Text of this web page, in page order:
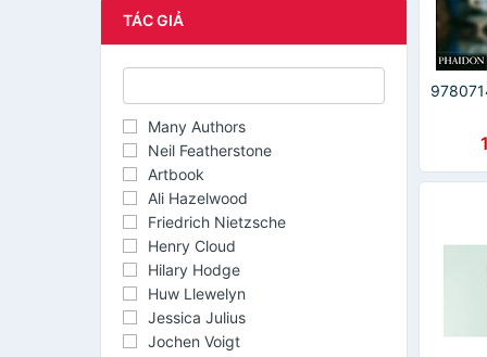
TÁC GIẢ
Many Authors
Neil Featherstone
Artbook
Ali Hazelwood
Friedrich Nietzsche
Henry Cloud
Hilary Hodge
Huw Llewelyn
Jessica Julius
Jochen Voigt